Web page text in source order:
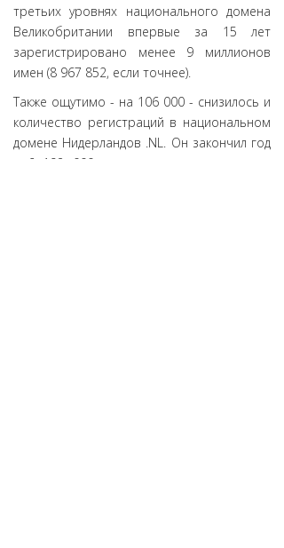
третьих уровнях национального домена
Великобритании впервые за 15 лет
зарегистрировано менее 9 миллионов
имен (8 967 852, если точнее).
Также ощутимо - на 106 000 - снизилось и
количество регистраций в национальном
домене Нидерландов .NL. Он закончил год
с 6 192 000 зарегистрированных имен.